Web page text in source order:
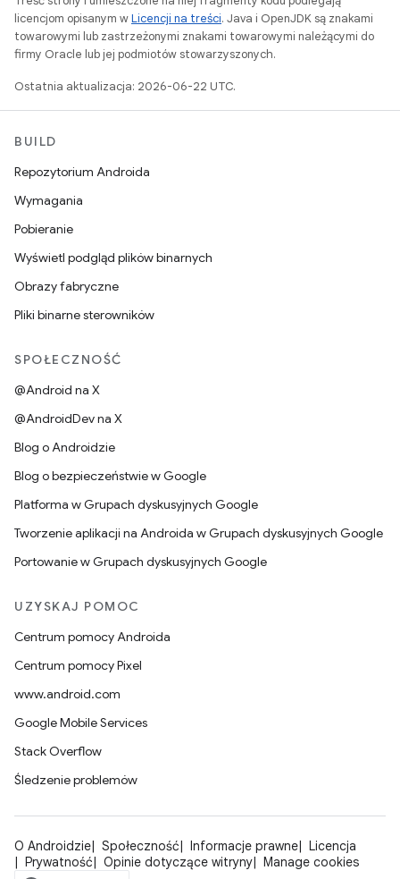
licencjom opisanym wLicencji na treści. Java i OpenJDK są znakami
towarowymi lub zastrzeżonymi znakami towarowymi należącymi do
firmy Oracle lub jej podmiotów stowarzyszonych.
Ostatnia aktualizacja: 2026-06-22 UTC.
BUILD
Repozytorium Androida
Wymagania
Pobieranie
Wyświetl podgląd plików binarnych
Obrazy fabryczne
Pliki binarne sterowników
SPOŁECZNOŚĆ
@Android na X
@AndroidDev na X
Blog o Androidzie
Blog o bezpieczeństwie w Google
Platforma w Grupach dyskusyjnych Google
Tworzenie aplikacji na Androida w Grupach dyskusyjnych Google
Portowanie w Grupach dyskusyjnych Google
UZYSKAJ POMOC
Centrum pomocy Androida
Centrum pomocy Pixel
www.android.com
Google Mobile Services
Stack Overflow
Śledzenie problemów
O Androidzie Społeczność Informacje prawne
Licencja
Prywatność
Opinie dotyczące witryny Manage cookies